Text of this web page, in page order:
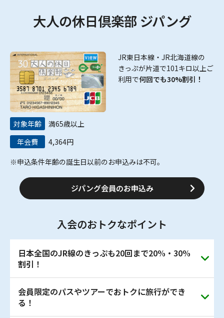
大人の休日倶楽部 ジパング
JR東日本線・JR北海道線の
きっぷが片道で101キロ以上ご
利用で何回でも30%割引！
対象年齢
満65歳以上
年会費
4,364円
※申込条件年齢の誕生日以前のお申込みは不可。
ジパング会員のお申込み
入会のおトクなポイント
日本全国のJR線のきっぷも20回まで20%・30%
割引！
さらに「大人の休日倶楽部ジパング」会員さまに限り、日
本全国のJR線のきっぷを1～3回目は20%、4～20回目は
会員限定のパスやツアーでおトクに旅行ができ
る！